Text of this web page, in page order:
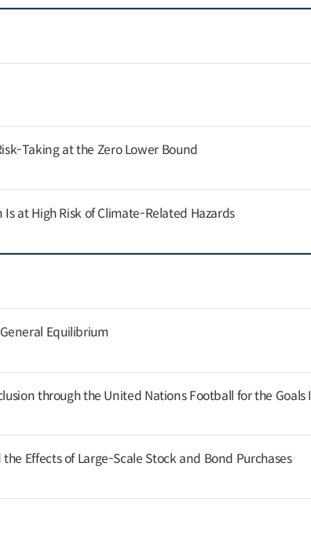
Taking at the Zero Lower Bound
at High Risk of Climate-Related Hazards
Equilibrium
through the United Nations Football for the
Effects of Large-Scale Stock and Bond Purchases